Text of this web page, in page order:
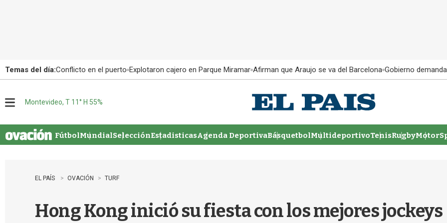
Temas del día:Conflicto en el puerto Explotaron cajero en Parque Miramar Afirman que Araujo se va del Barcelona Gobierno
u
Montevideo, T 11° H 55%
FútbolMundialSelecciónEstadisticasAgenda DeportivaBásquetbolMultideportivoTenisRugby
EL PAÍS OVACIÓN TURF
Hong Kong inició su fiesta con los mejores jockeys